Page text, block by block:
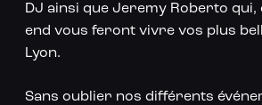
DJ ainsi que Jeremy Roberto qui,
end vous feront vivre vos plus
Lyon.
Sans oublier nos différents